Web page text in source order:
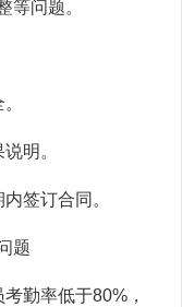
等问题。
明。
签订合同。
题
勤率低于80%，